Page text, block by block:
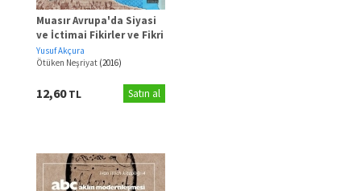
Muasır Avrupa'da Siyasi
ve İctimai Fikirler ve Fikri
Cereyanlar
Yusuf Akçura
Ötüken Neşriyat (2016)
12,60TL Satın al